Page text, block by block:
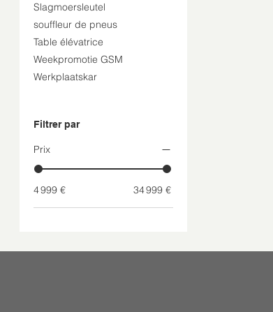
Slagmoersleutel
souffleur de pneus
Table élévatrice
Weekpromotie GSM
Werkplaatskar
Filtrer par
Prix
4 999 € 34 999 €